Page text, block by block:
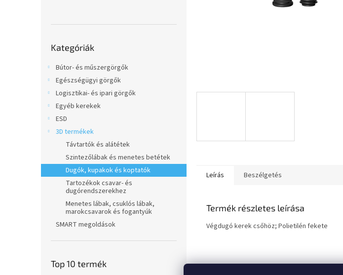
átugrása
Kategóriák
Bútor- és műszergörgők
Egészségügyi görgők
Logisztikai- és ipari görgők
Egyéb kerekek
ESD
3D termékek
Távtartók és alátétek
Szintezőlábak és menetes betétek
Dugók, kupakok és koptatók
Tartozékok csavar- és
dugórendszerekhez
Menetes lábak, csuklós lábak,
marokcsavarok és fogantyúk
SMART megoldások
Top 10 termék
Leírás Beszélgetés
Termék részletes leírása
Végdugó kerek csőhöz; Polietilén fekete